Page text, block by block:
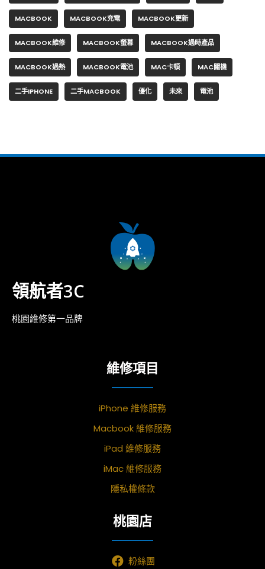
MACBOOK MACBOOK充電 MACBOOK更新
MACBOOK維修 MACBOOK螢幕 MACBOOK過時產品
MACBOOK過熱 MACBOOK電池 MAC卡頓 MAC關機
二手IPHONE 二手MACBOOK 優化 未來 電池
領航者3C
桃園維修第一品牌
維修項目
iPhone 維修服務
Macbook 維修服務
iPad 維修服務
iMac 維修服務
隱私權條款
桃園店
粉絲團